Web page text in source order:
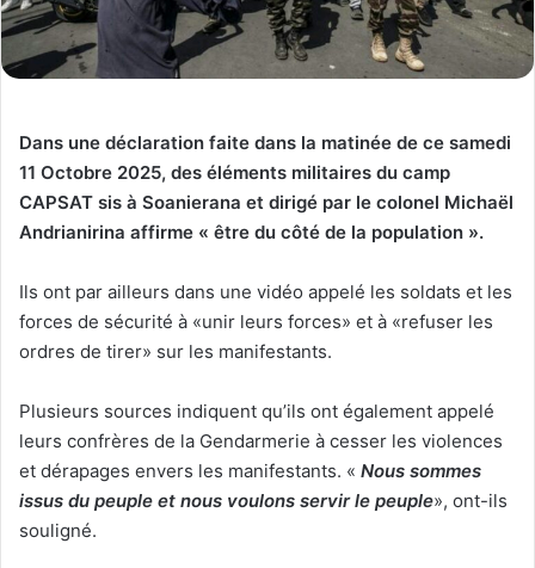
Dans une déclaration faite dans la matinée de ce samedi
11 Octobre 2025, des éléments militaires du camp
CAPSAT sis à Soanierana et dirigé par le colonel Michaël
Andrianirina affirme « être du côté de la population ».
Ils ont par ailleurs dans une vidéo appelé les soldats et les
forces de sécurité à «unir leurs forces» et à «refuser les
ordres de tirer» sur les manifestants.
Plusieurs sources indiquent qu’ils ont également appelé
leurs confrères de la Gendarmerie à cesser les violences
et dérapages envers les manifestants. « Nous sommes
issus du peuple et nous voulons servir le peuple», ont-ils
souligné.